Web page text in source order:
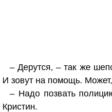
– Дерутся, – так же
И зовут на помощь.
– Надо позвать
Кристин.